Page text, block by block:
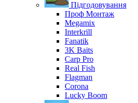
Підгодовування
Проф Монтаж
Megamix
Interkrill
Fanatik
3K Baits
Carp Pro
Real Fish
Flagman
Corona
Lucky Boom